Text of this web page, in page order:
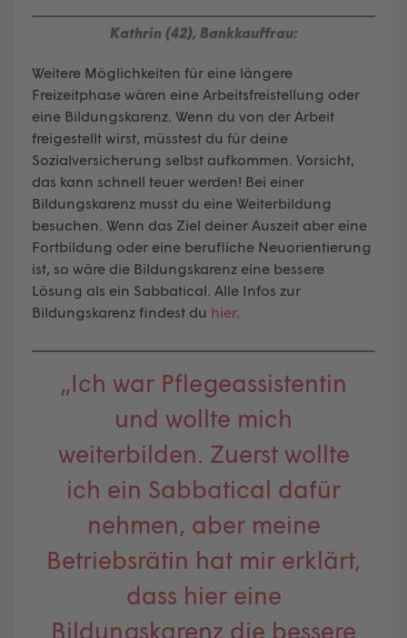
Kathrin (42), Bankkauffrau:
Weitere Möglichkeiten für eine längere
Freizeitphase wären eine Arbeitsfreistellung oder
eine Bildungskarenz. Wenn du von der Arbeit
freigestellt wirst, müsstest du für deine
Sozialversicherung selbst aufkommen. Vorsicht,
das kann schnell teuer werden! Bei einer
Bildungskarenz musst du eine Weiterbildung
besuchen. Wenn das Ziel deiner Auszeit aber eine
Fortbildung oder eine berufliche Neuorientierung
ist, so wäre die Bildungskarenz eine bessere
Lösung als ein Sabbatical. Alle Infos zur
Bildungskarenz findest du hier.
„Ich war Pflegeassistentin
und wollte mich
weiterbilden. Zuerst wollte
ich ein Sabbatical dafür
nehmen, aber meine
Betriebsrätin hat mir erklärt,
dass hier eine
Bildungskarenz die bessere